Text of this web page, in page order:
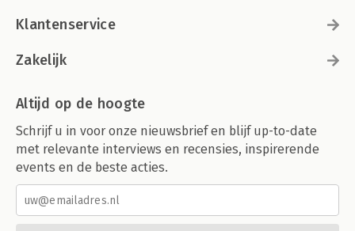
Klantenservice
Zakelijk
Altijd op de hoogte
Schrijf u in voor onze nieuwsbrief en blijf up-to-date
met relevante interviews en recensies, inspirerende
events en de beste acties.